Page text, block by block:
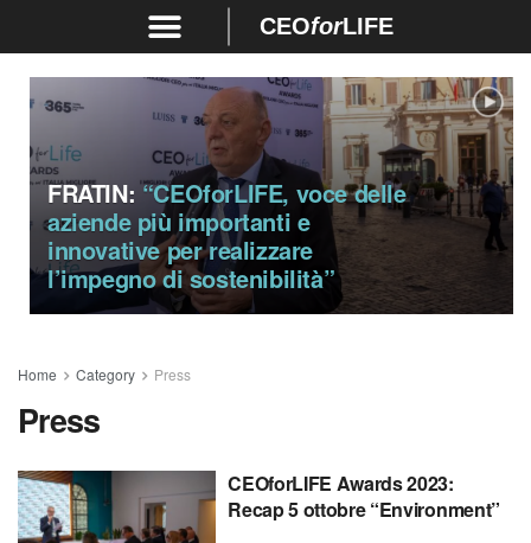
CEOforLIFE
FRATIN:“CEOforLIFE, voce delle
aziende più importanti e
innovative per realizzare
l’impegno di sostenibilità”
Home Category Press
Press
CEOforLIFE Awards 2023:
Recap 5 ottobre “Environment”